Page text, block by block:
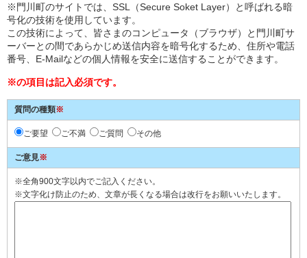
※門川町のサイトでは、SSL（Secure Soket Layer）と呼ばれる暗
号化の技術を使用しています。
この技術によって、皆さまのコンピュータ（ブラウザ）と門川町サ
ーバーとの間であらかじめ送信内容を暗号化するため、住所や電話
番号、E-Mailなどの個人情報を安全に送信することができます。
※の項目は記入必須です。
質問の種類※
ご要望 ご不満 ご質問 その他
ご意見※
※全角900文字以内でご記入ください。
※文字化け防止のため、文章が長くなる場合は改行をお願いいたします。